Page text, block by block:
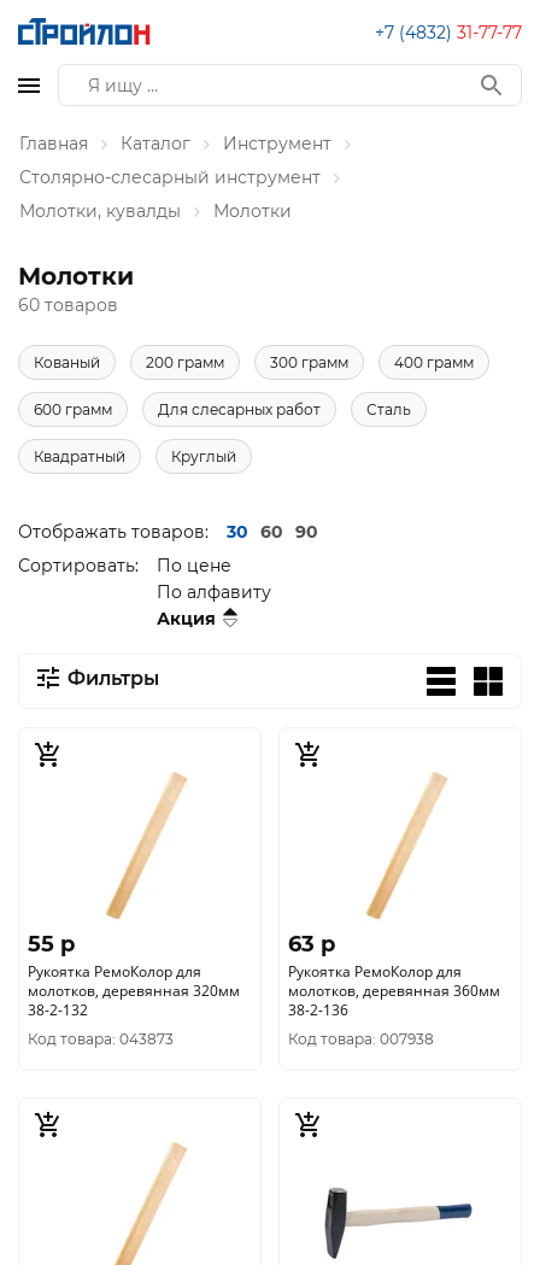
+7 (4832) 31-77-77
Главная Каталог
Инструмент
Столярно-слесарный инструмент
Молотки, кувалды
Молотки
Молотки
60 товаров
Кованый 200 грамм 300 грамм 400 грамм
600 грамм Для слесарных работ Сталь
Квадратный Круглый
Отображать товаров: 30 60
90
Сортировать:
По цене
По алфавиту
Акция
Фильтры
55 p
Рукоятка РемоКолор для
молотков, деревянная 320мм
38-2-132
Код товара: 043873
63 p
Рукоятка РемоКолор для
молотков, деревянная 360мм
38-2-136
Код товара: 007938